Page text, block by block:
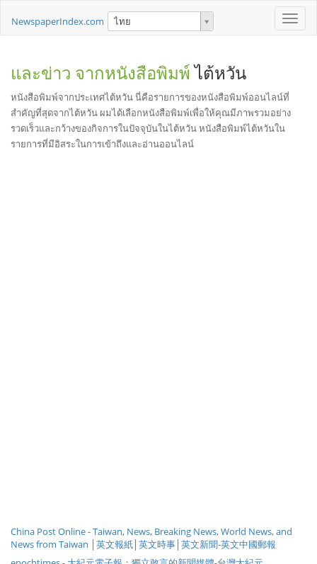
Toggle
NewspaperIndex.com ไทย
และข่าว จากหนังสือพิมพ์ไต้หวัน
หนังสือพิมพ์จากประเทศไต้หวัน นี่คือรายการของหนังสือพิมพ์ออนไลน์ที่
สำคัญที่สุดจากไต้หวัน ผมได้เลือกหนังสือพิมพ์เพื่อให้คุณมีภาพรวมอย่าง
รวดเร็วและกว้างของกิจการในปัจจุบันในไต้หวัน หนังสือพิมพ์ไต้หวันใน
รายการที่มีอิสระในการเข้าถึงและอ่านออนไลน์
China Post Online - Taiwan, News, Breaking News, World News, and
News from Taiwan │英文報紙│英文時事│英文新聞-英文中國郵報